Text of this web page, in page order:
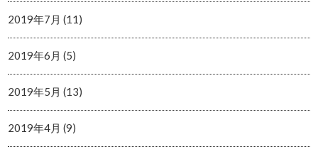
2019年7月 (11)
2019年6月 (5)
2019年5月 (13)
2019年4月 (9)